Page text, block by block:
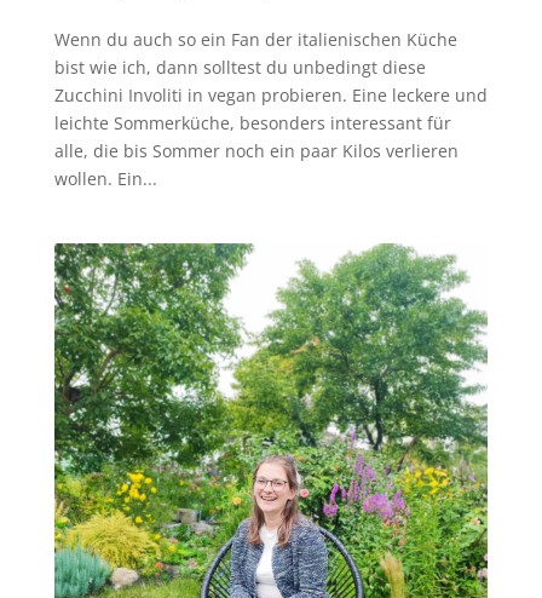
Wenn du auch so ein Fan der italienischen Küche
bist wie ich, dann solltest du unbedingt diese
Zucchini Involiti in vegan probieren. Eine leckere und
leichte Sommerküche, besonders interessant für
alle, die bis Sommer noch ein paar Kilos verlieren
wollen. Ein...